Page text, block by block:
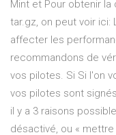
Mint et Pour obtenir
tar.gz, on peut voir
affecter les
recommandons de
vos pilotes. Si Si l'on
vos pilotes sont
il y a 3 raisons
désactivé, ou «